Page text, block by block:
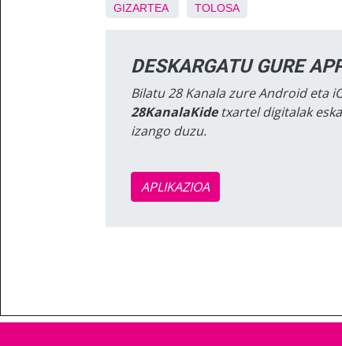
GIZARTEA TOLOSA
DESKARGATU GURE
Bilatu 28 Kanala zure Android eta
28KanalaKidetxartel digitalak
izango duzu.
APLIKAZIOA